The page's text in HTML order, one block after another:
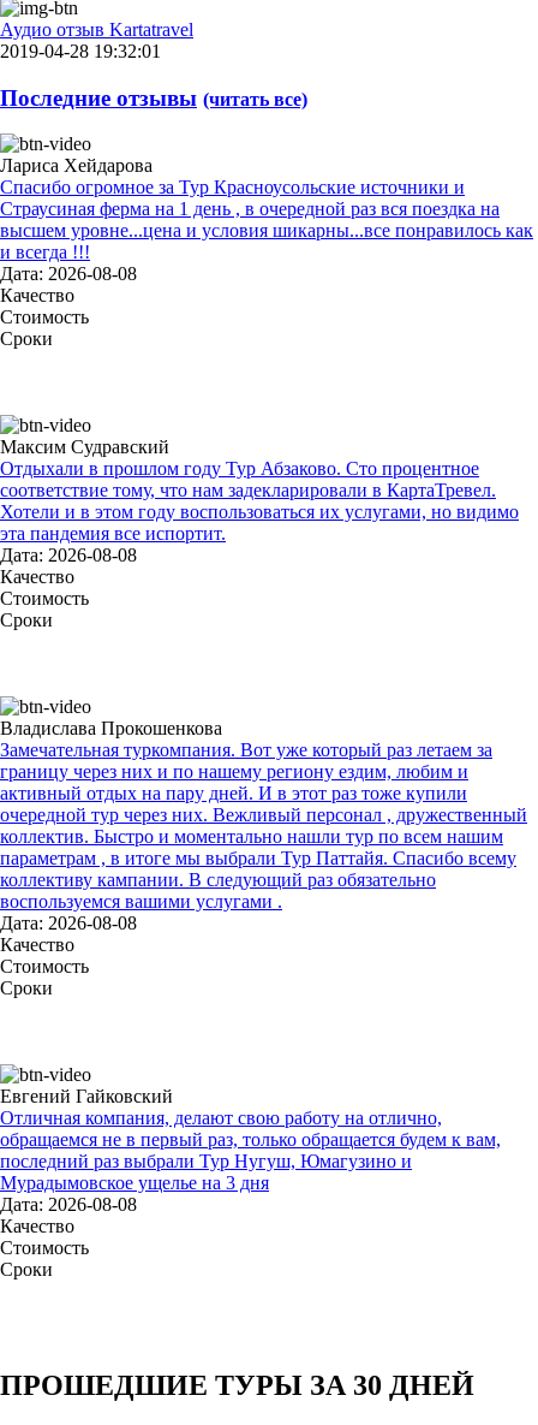
Аудио отзыв Kartatravel
2019-04-28 19:32:01
Последние отзывы (читать все)
Лариса Хейдарова
Спасибо огромное за Тур Красноусольские источники и
Страусиная ферма на 1 день , в очередной раз вся поездка на
высшем уровне...цена и условия шикарны...все понравилось как
и всегда !!!
Дата: 2026-08-08
Качество
Стоимость
Сроки
Максим Судравский
Отдыхали в прошлом году Тур Абзаково. Сто процентное
соответствие тому, что нам задекларировали в КартаТревел.
Хотели и в этом году воспользоваться их услугами, но видимо
эта пандемия все испортит.
Дата: 2026-08-08
Качество
Стоимость
Сроки
Владислава Прокошенкова
Замечательная туркомпания. Вот уже который раз летаем за
границу через них и по нашему региону ездим, любим и
активный отдых на пару дней. И в этот раз тоже купили
очередной тур через них. Вежливый персонал , дружественный
коллектив. Быстро и моментально нашли тур по всем нашим
параметрам , в итоге мы выбрали Тур Паттайя. Спасибо всему
коллективу кампании. В следующий раз обязательно
воспользуемся вашими услугами .
Дата: 2026-08-08
Качество
Стоимость
Сроки
Евгений Гайковский
Отличная компания, делают свою работу на отлично,
обращаемся не в первый раз, только обращается будем к вам,
последний раз выбрали Тур Нугуш, Юмагузино и
Мурадымовское ущелье на 3 дня
Дата: 2026-08-08
Качество
Стоимость
Сроки
ПРОШЕДШИЕ ТУРЫ ЗА 30 ДНЕЙ